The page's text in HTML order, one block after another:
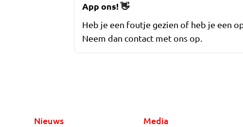
App ons!👋
Heb je een foutje gezien of heb je een
Neem dan contact met ons op.
Nieuws Media